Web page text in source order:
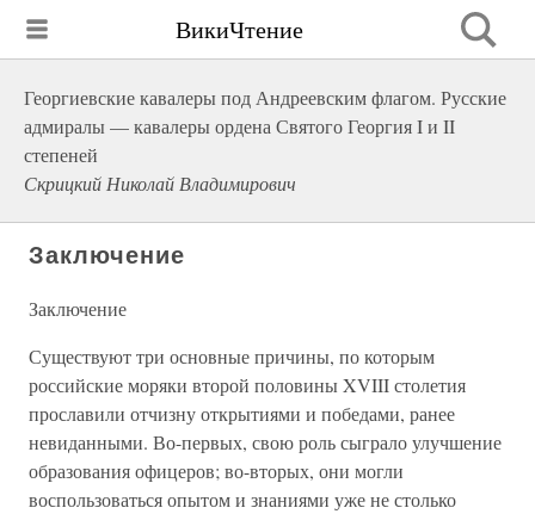
ВикиЧтение
Георгиевские кавалеры под Андреевским флагом. Русские
адмиралы — кавалеры ордена Святого Георгия I и II
степеней
Скрицкий Николай Владимирович
Заключение
Заключение
Существуют три основные причины, по которым
российские моряки второй половины XVIII столетия
прославили отчизну открытиями и победами, ранее
невиданными. Во-первых, свою роль сыграло улучшение
образования офицеров; во-вторых, они могли
воспользоваться опытом и знаниями уже не столько